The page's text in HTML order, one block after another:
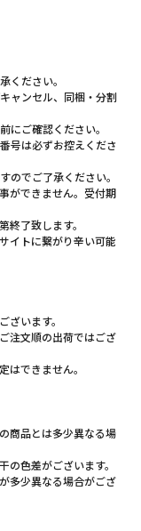
ください。
ャンセル、同梱・分割
ご確認ください。
号は必ずお控えくださ
でご了承ください。
ができません。受付期
了致します。
イトに繋がり辛い可能
います。
注文順の出荷ではござ
はできません。
商品とは多少異なる場
色差がございます。
多少異なる場合がござ